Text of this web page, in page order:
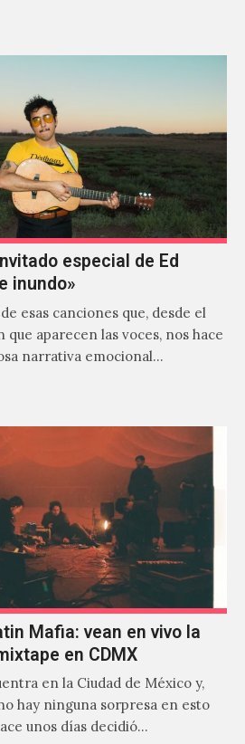
especial de Ed
inundo»
esas canciones que, desde el
aparecen las voces, nos hace
narrativa emocional…
Mafia: vean en vivo la
en CDMX
en la Ciudad de México y,
hay ninguna sorpresa en esto
unos días decidió…